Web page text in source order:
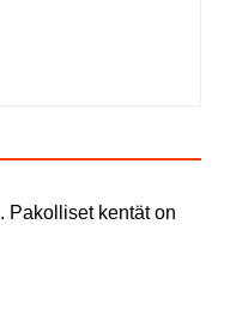
Pakolliset kentät on